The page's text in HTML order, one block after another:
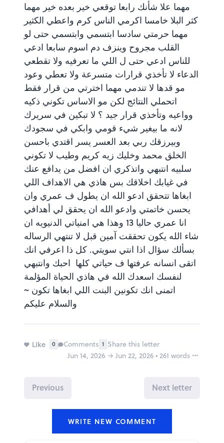
مهما علا شأنك رابعا توقعي خير بعده خير مهما
كثر البلا خامسا اكرمي الناس كرم واعطي الكثير
مهما حرمتي سادسا ابتسمي وابتسمي حتى لو
القلب مجروح وينزف دم اسوم سابعا ادعي
للناس ادعي حتى ل اللي ما تعرفيه ولا تقطعي
الدعاء لا تأخذي قرارات متسرعة ولا تعطي وعود
مو قدها لا تندمي مهما اخترتي من قرار فقط
اتحملي النتائج لكن مو الاساس تكوني ذكيه
وواعيه وتأخذي قرار جيد ؟ لا تبكين في سريرك
لانه ما بيغير شيء قومي وابكي في سجودك
وبيرزقك ربي بعد العسر يسر اقتدي باحسن
الخلق محمد وخليك زيه كريم وطيب لا تكوني
سلبيه انتبهي واتذكري ان افضل من يدافع عنك
في غيابك اخلاقك بس هاذي هي الاهداف اللي
ابغاها تتحقق ادعو الله ان يطول ف عمري وان
يحسن خاتمتي وادعو الله ان يحقق لي أهدافي
انا عمري حاليا 13 وهذا هي امنياتي الدنيويه ان
شاء الله يكون تحققت آمين قبل لا تنتهي الرساله
بسألك سؤال اذا انتي سويتي. كل ذا اعرفي انك
اتقى انسانه عرفتها ف حياتي كلها احبك وانتبهي
لنفسك اسعدك الله في هاذي الحياة المؤلمة
اتمنى انك تكونين البنت اللي ابغاها تكون ~
والسلام عليكم
Like 0 Comments 1 Share this letter
Jun 14, 2026 → Jun 22, 2026 • 261 words
Previous Next letter
WRITE NEW COMMENT
Share this FutureMe letter
Why is this inappropriate?